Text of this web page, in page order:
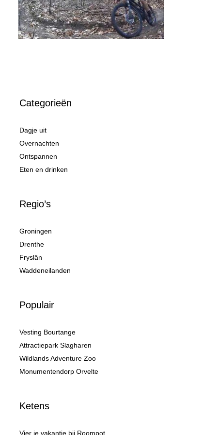
Categorieën
Dagje uit
Overnachten
Ontspannen
Eten en drinken
Regio’s
Groningen
Drenthe
Fryslân
Waddeneilanden
Populair
Vesting Bourtange
Attractiepark Slagharen
Wildlands Adventure Zoo
Monumentendorp Orvelte
Ketens
Vier je vakantie bij Roompot